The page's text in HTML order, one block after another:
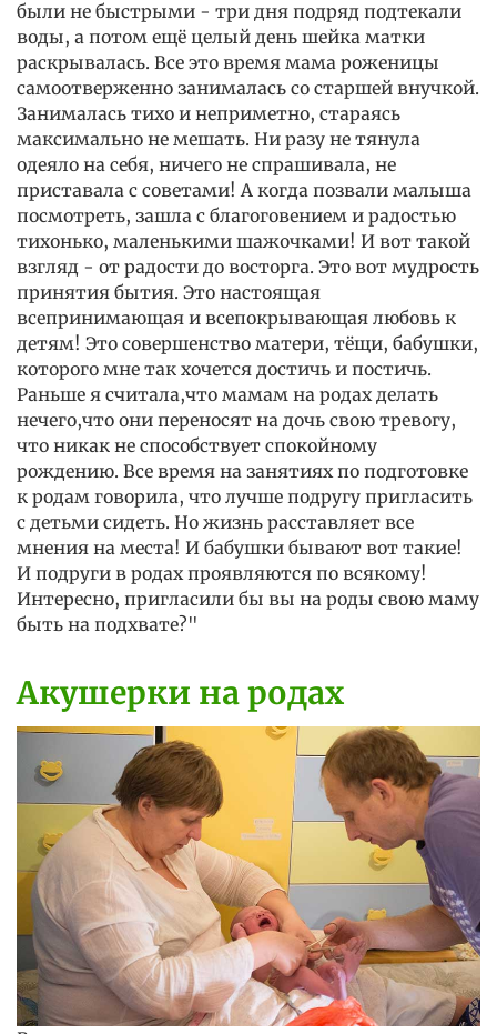
были не быстрыми - три дня подряд подтекали
воды, а потом ещё целый день шейка матки
раскрывалась. Все это время мама роженицы
самоотверженно занималась со старшей внучкой.
Занималась тихо и неприметно, стараясь
максимально не мешать. Ни разу не тянула
одеяло на себя, ничего не спрашивала, не
приставала с советами! А когда позвали малыша
посмотреть, зашла с благоговением и радостью
тихонько, маленькими шажочками! И вот такой
взгляд - от радости до восторга. Это вот мудрость
принятия бытия. Это настоящая
всепринимающая и всепокрывающая любовь к
детям! Это совершенство матери, тёщи, бабушки,
которого мне так хочется достичь и постичь.
Раньше я считала,что мамам на родах делать
нечего,что они переносят на дочь свою тревогу,
что никак не способствует спокойному
рождению. Все время на занятиях по подготовке
к родам говорила, что лучше подругу пригласить
с детьми сидеть. Но жизнь расставляет все
мнения на места! И бабушки бывают вот такие!
И подруги в родах проявляются по всякому!
Интересно, пригласили бы вы на роды свою маму
быть на подхвате?"
Акушерки на родах